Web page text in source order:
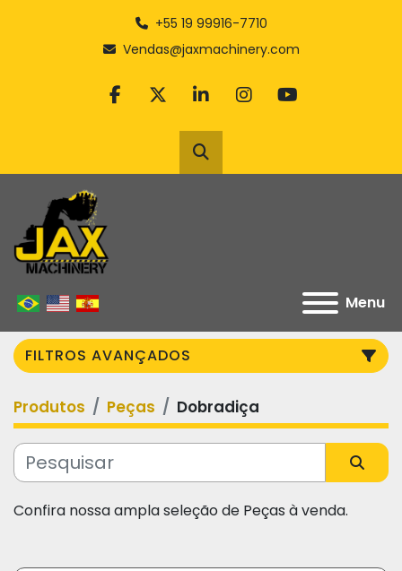
+55 19 99916-7710
Vendas@jaxmachinery.com
facebook
twitterlinkedininstagram
youtube
Pesquisar
Menu
FILTROS AVANÇADOS
Categoria
Fabricante
Produtos Peças Dobradiça
Confira nossa ampla seleção de Peças à venda.